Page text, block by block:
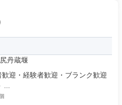
丹蔵堰
迎・経験者歓迎・ブランク歓迎